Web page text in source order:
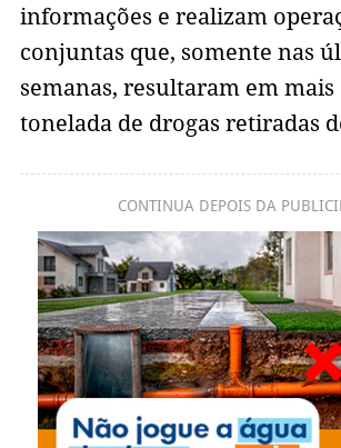
informações e realizam
conjuntas que, somente nas
semanas, resultaram em mais
tonelada de drogas retiradas
CONTINUA DEPOIS DA